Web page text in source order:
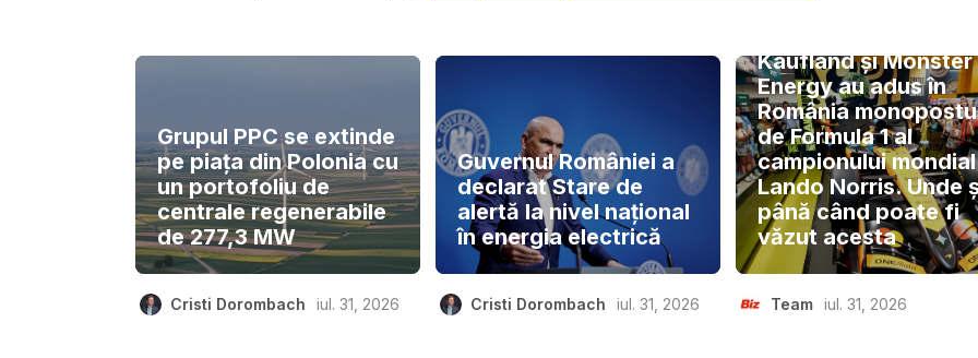
Grupul PPC se extinde
pe piața din Polonia cu
un portofoliu de
centrale regenerabile
de 277,3 MW
Cristi Dorombach iul. 31, 2026
Guvernul României a
declarat Stare de
alertă la nivel național
în energia electrică
Cristi Dorombach iul. 31, 2026
Kaufland și Monster
Energy au adus în
România
de Formula 1 al
campionului mondial
Lando Norris. Unde
până când poate fi
văzut acesta
Team iul. 31, 2026